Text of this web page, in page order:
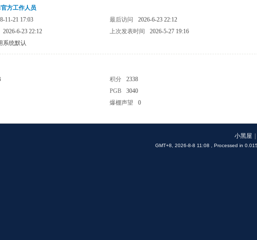
方工作人员
11-21 17:03 最后访问
2026-6-23 22:12
2026-6-23 22:12 上次发表时间
2026-5-27 19:16
系统默认
积分
2338
PGB
3040
爆棚声望 0
小黑屋
GMT+8, 2026-8-8 11:08 , Processed in